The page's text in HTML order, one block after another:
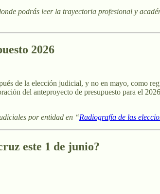
podrás leer la trayectoria profesional y
2026
de la elección judicial, y no en mayo, como
del anteproyecto de presupuesto para el
por entidad en “Radiografía de las
este 1 de junio?